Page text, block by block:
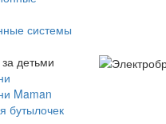
системы
детьми
Maman
бутылочек